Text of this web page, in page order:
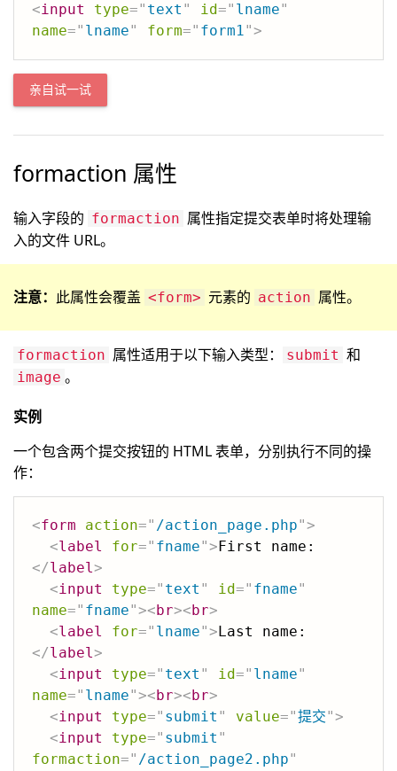
<input type=" text " id=" lname"
name=" lname" form=" form1">
亲自试一试
formaction 属性
输入字段的 formaction 属性指定提交表单时将处理输
入的文件 URL。
注意： 此属性会覆盖 <form> 元素的 action 属性。
formaction 属性适用于以下输入类型： submit 和
image 。
实例
一个包含两个提交按钮的 HTML 表单，分别执行不同的操
作：
<form action=" /action_page.php">
<label for=" fname">First name:
</label>
<input type=" text " id=" fname"
name=" fname"><br><br>
<label for=" lname">Last name:
</label>
<input type=" text " id=" lname"
name=" lname"><br><br>
<input type=" submit " value="提交">
<input type=" submit "
formaction=" /action_page2.php"